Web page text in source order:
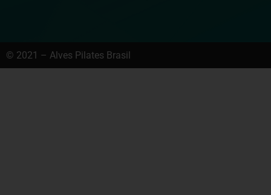
© 2021 – Alves Pilates Brasil